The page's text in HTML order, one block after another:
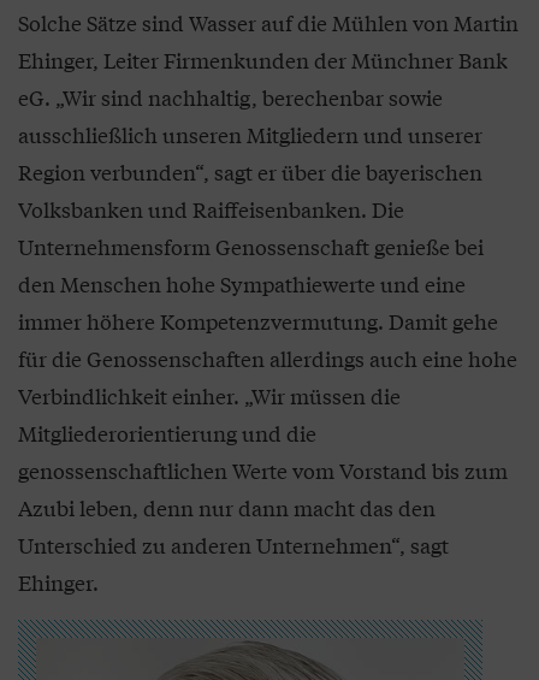
Solche Sätze sind Wasser auf die Mühlen von Martin
Ehinger, Leiter Firmenkunden der Münchner Bank
eG. „Wir sind nachhaltig, berechenbar sowie
ausschließlich unseren Mitgliedern und unserer
Region verbunden“, sagt er über die bayerischen
Volksbanken und Raiffeisenbanken. Die
Unternehmensform Genossenschaft genieße bei
den Menschen hohe Sympathiewerte und eine
immer höhere Kompetenzvermutung. Damit gehe
für die Genossenschaften allerdings auch eine hohe
Verbindlichkeit einher. „Wir müssen die
Mitgliederorientierung und die
genossenschaftlichen Werte vom Vorstand bis zum
Azubi leben, denn nur dann macht das den
Unterschied zu anderen Unternehmen“, sagt
Ehinger.